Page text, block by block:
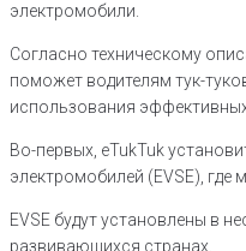
электромобили.
Согласно техническому
поможет водителям тук-
использования
Во-первых, eTukTuk
электромобилей (EVSE), где
EVSE будут установлены в
развивающихся странах.